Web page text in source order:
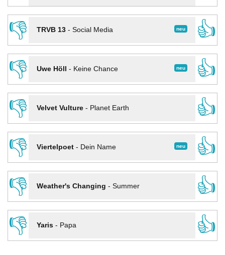
👎
neu
TRVB 13- Social Media
👍
👎
neu
Uwe Höll - Keine Chance
👍
👎
Velvet Vulture- Planet Earth
👍
👎
neu
Viertelpoet- Dein Name
👍
👎
Weather's Changing - Summer
👍
👎
Yaris- Papa 👍